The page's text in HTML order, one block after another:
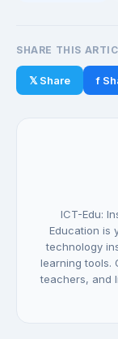
SHARE THIS
𝕏 Share f
ICT-Edu:
Education is
technology
learning tools.
teachers, and